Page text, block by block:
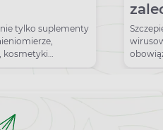
tylko suplementy
kosmetyki